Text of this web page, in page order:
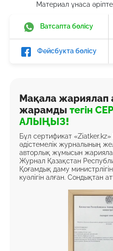
Материал ұнаса
Ватсапта бөлісу
Фейсбукта бөлісу
Мақала жариялап
жарамды тегін
АЛЫҢЫЗ!
Бұл сертификат
әдістемелік журналының
авторлық жұмысын
Журнал Қазақстан
Қоғамдық даму
куәлігін алған. Сондықтан